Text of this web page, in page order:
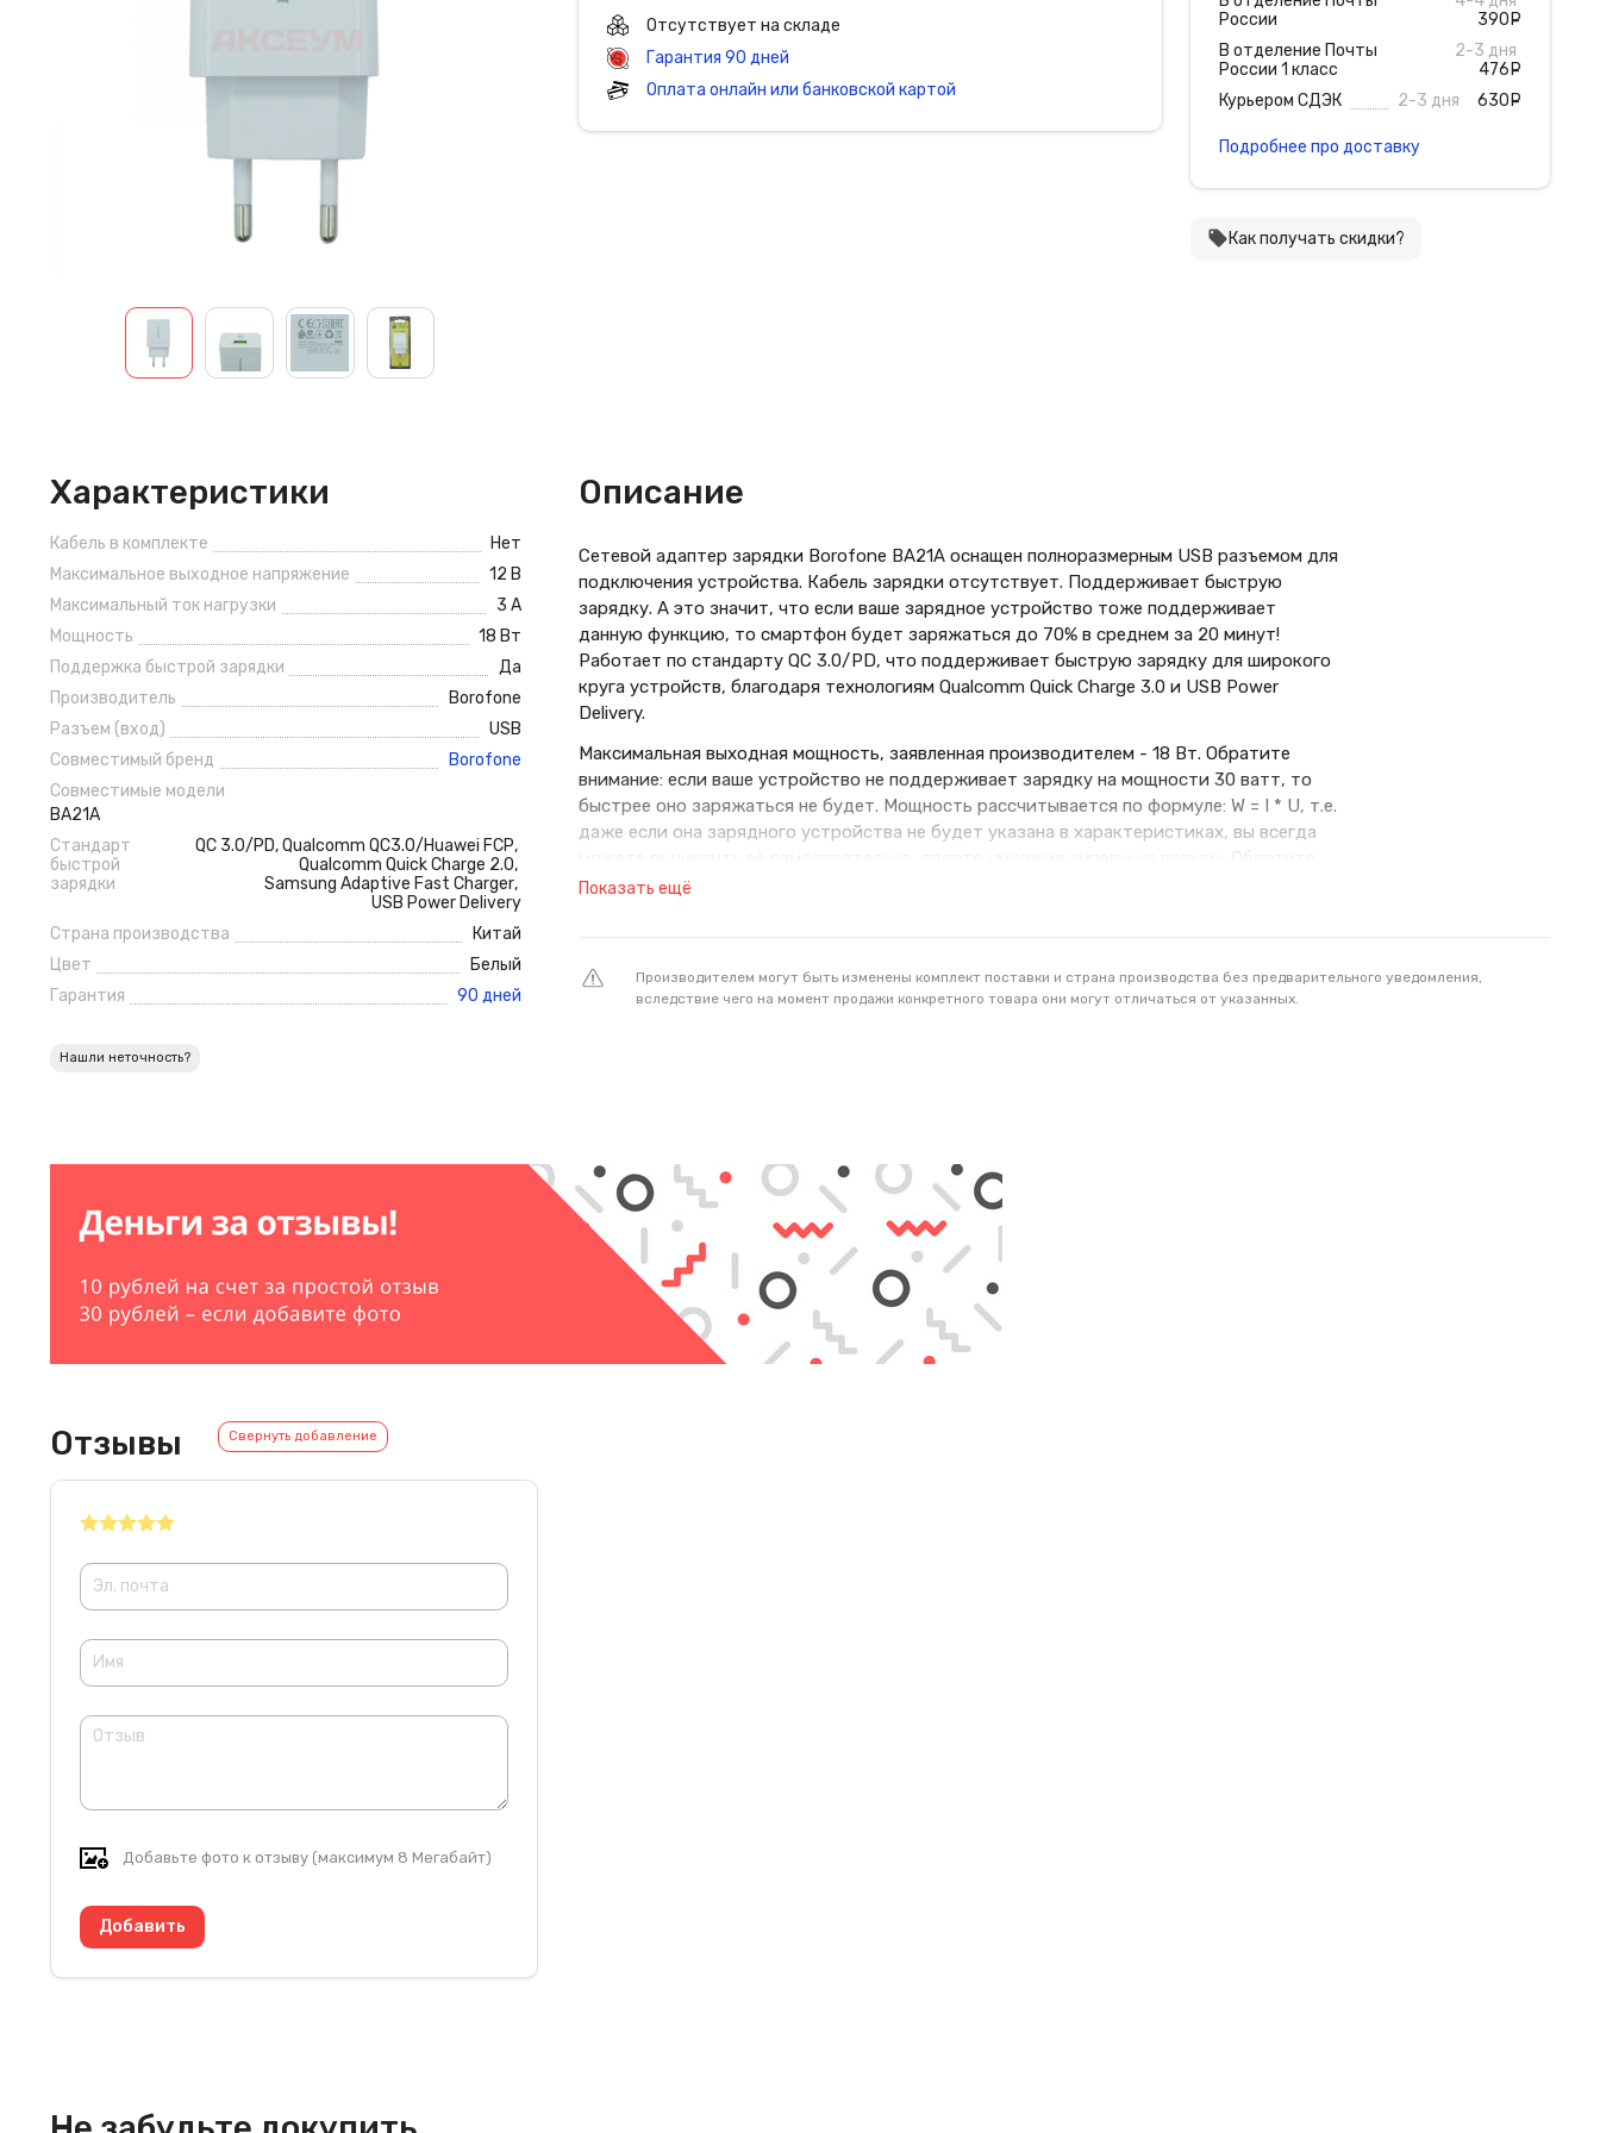
Отсутствует на складе
Гарантия 90 дней
Оплата онлайн или банковской картой
России
390
В отделение Почты
России 1 класс
2-3 дня
476
Курьером СДЭК
2-3 дня 630
Подробнее про доставку
local_offerКак получать скидки?
Характеристики
Кабель в комплекте
Нет
Максимальное выходное напряжение
12 В
Максимальный ток нагрузки
3 А
Мощность
18 Вт
Поддержка быстрой зарядки
Да
Производитель
Borofone
Разъем (вход)
USB
Совместимый бренд
Borofone
Совместимые модели
BA21A
Стандарт
быстрой
зарядки
QC 3.0/PD,Qualcomm QC3.0/Huawei FCP,
Qualcomm Quick Charge 2.0,
Samsung Adaptive Fast Charger,
USB Power Delivery
Страна производства
Китай
Цвет
Белый
Гарантия
90 дней
Нашли неточность?
Описание
Сетевой адаптер зарядки Borofone BA21A оснащен полноразмерным USB разъемом для
подключения устройства. Кабель зарядки отсутствует. Поддерживает быструю
зарядку. А это значит, что если ваше зарядное устройство тоже поддерживает
данную функцию, то смартфон будет заряжаться до 70% в среднем за 20 минут!
Работает по стандарту QC 3.0/PD, что поддерживает быструю зарядку для широкого
круга устройств, благодаря технологиям Qualcomm Quick Charge 3.0 и USB Power
Delivery.
Максимальная выходная мощность, заявленная производителем - 18 Вт. Обратите
внимание: если ваше устройство не поддерживает зарядку на мощности 30 ватт, то
быстрее оно заряжаться не будет. Мощность рассчитывается по формуле: W = I * U, т.е.
даже если она зарядного устройства не будет указана в характеристиках, вы всегда
можете вычислить её самостоятельно, просто умножив амперы на вольты. Обратите
внимание: если ваше устройство не поддерживает зарядку на мощности 18 Вт, то
Показать ещё
Производителем могут быть изменены комплект поставки и страна производства без предварительного уведомления,
вследствие чего на момент продажи конкретного товара они могут отличаться от указанных.
Отзывы Свернуть добавление
Добавьте фото к отзыву (максимум 8 Мегабайт)